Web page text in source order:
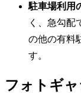
駐車場利用
く、急勾配
の他の有料
す。
フォトギ